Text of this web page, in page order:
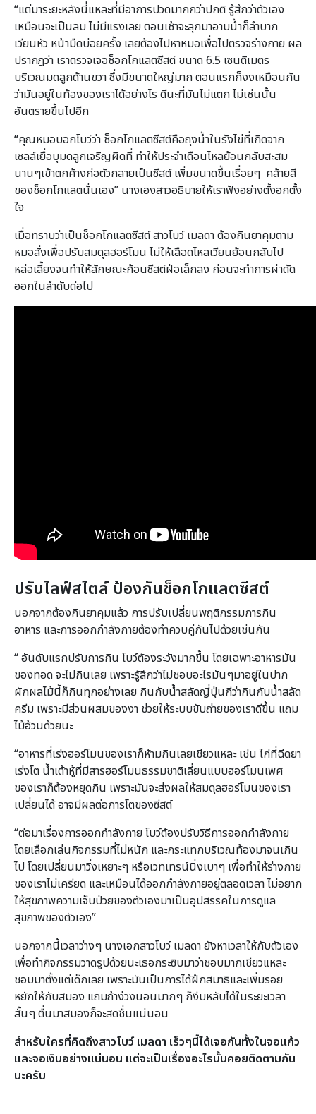
“แต่มาระยะหลังนี่แหละที่มีอาการปวดมากกว่าปกติ รู้สึกว่าตัวเอง
เหมือนจะเป็นลม ไม่มีแรงเลย ตอนเช้าจะลุกมาอาบน้ำก็ลำบาก
เวียนหัว หน้ามืดบ่อยครั้ง เลยต้องไปหาหมอเพื่อไปตรวจร่างกาย ผล
ปรากฎว่า เราตรวจเจอช็อกโกแลตซีสต์ ขนาด 6.5 เซนติเมตร
บริเวณมดลูกด้านขวา ซึ่งมีขนาดใหญ่มาก ตอนแรกก็งงเหมือนกัน
ว่ามันอยู่ในท้องของเราได้อย่างไร ดีนะที่มันไม่แตก ไม่เช่นนั้น
อันตรายขึ้นไปอีก
“คุณหมอบอกโบว์ว่า ช็อกโกแลตซีสต์คือถุงน้ำในรังไข่ที่เกิดจาก
เซลล์เยื่อบุมดลูกเจริญผิดที่ ทำให้ประจำเดือนไหลย้อนกลับสะสม
นานๆเข้าตกค้างก่อตัวกลายเป็นซีสต์ เพิ่มขนาดขึ้นเรื่อยๆ คล้ายสี
ของช็อกโกแลตนั่นเอง” นางเองสาวอธิบายให้เราฟังอย่างตั้งอกตั้ง
ใจ
เมื่อทราบว่าเป็นช็อกโกแลตซีสต์ สาวโบว์ เมลดา ต้องกินยาคุมตาม
หมอสั่งเพื่อปรับสมดุลฮอร์โมน ไม่ให้เลือดไหลเวียนย้อนกลับไป
หล่อเลี้ยงจนทำให้ลักษณะก้อนซีสต์ฝ่อเล็กลง ก่อนจะทำการผ่าตัด
ออกในลำดับต่อไป
ปรับไลฟ์สไตล์ ป้องกันช็อกโกแลตซีสต์
นอกจากต้องกินยาคุมแล้ว การปรับเปลี่ยนพฤติกรรมการกิน
อาหาร และการออกกำลังกายต้องทำควบคู่กันไปด้วยเช่นกัน
“ อันดับแรกปรับการกิน โบว์ต้องระวังมากขึ้น โดยเฉพาะอาหารมัน
ของทอด จะไม่กินเลย เพราะรู้สึกว่าไม่ชอบอะไรมันๆมาอยู่ในปาก
ผักผลไม้นี้ก็กินทุกอย่างเลย กินกับน้ำสลัดญี่ปุ่นกีว่ากินกับน้ำสลัด
ครีม เพราะมีส่วนผสมของงา ช่วยให้ระบบขับถ่ายของเราดีขึ้น แถม
ไม้อ้วนด้วยนะ
“อาหารที่เร่งฮอร์โมนของเราก็ห้ามกินเลยเชียวแหละ เช่น ไก่ที่ฉีดยา
เร่งโต น้ำเต้าหู้ที่มีสารฮอร์โมนธรรมชาติเลี่ยนแบบฮอร์โมนเพศ
ของเราก็ต้องหยุดกิน เพราะมันจะส่งผลให้สมดุลฮอร์โมนของเรา
เปลี่ยนได้ อาจมีผลต่อการโตของซีสต์
“ต่อมาเรื่องการออกกำลังกาย โบว์ต้องปรับวิธีการออกกำลังกาย
โดยเลือกเล่นกิจกรรมที่ไม่หนัก และกระแทกบริเวณท้องมาจนเกิน
ไป โดยเปลี่ยนมาวิ่งเหยาะๆ หรือเวทเทรน์นิ่งเบาๆ เพื่อทำให้ร่างกาย
ของเราไม่เครียด และเหมือนได้ออกกำลังกายอยู่ตลอดเวลา ไม่อยาก
ให้สุขภาพความเจ็บป่วยของตัวเองมาเป็นอุปสรรคในการดูแล
สุขภาพของตัวเอง”
นอกจากนี้เวลาว่างๆ นางเอกสาวโบว์ เมลดา ยังหาเวลาให้กับตัวเอง
เพื่อทำกิจกรรมวาดรูปด้วยนะเธอกระซิบมาว่าชอบมากเชียวแหละ
ชอบมาตั้งแต่เด็กเลย เพราะมันเป็นการได้ฝึกสมาธิและเพิ่มรอย
หยักให้กับสมอง แถมถ้าง่วงนอนมากๆ ก็งีบหลับได้ในระยะเวลา
สั้นๆ ตื่นมาสมองก็จะสดชื่นแน่นอน
สำหรับใครที่คิดถึงสาวโบว์ เมลดา เร็วๆนี้ได้เจอกันทั้งในจอแก้ว
และจอเงินอย่างแน่นอน แต่จะเป็นเรื่องอะไรนั้นคอยติดตามกัน
นะครับ